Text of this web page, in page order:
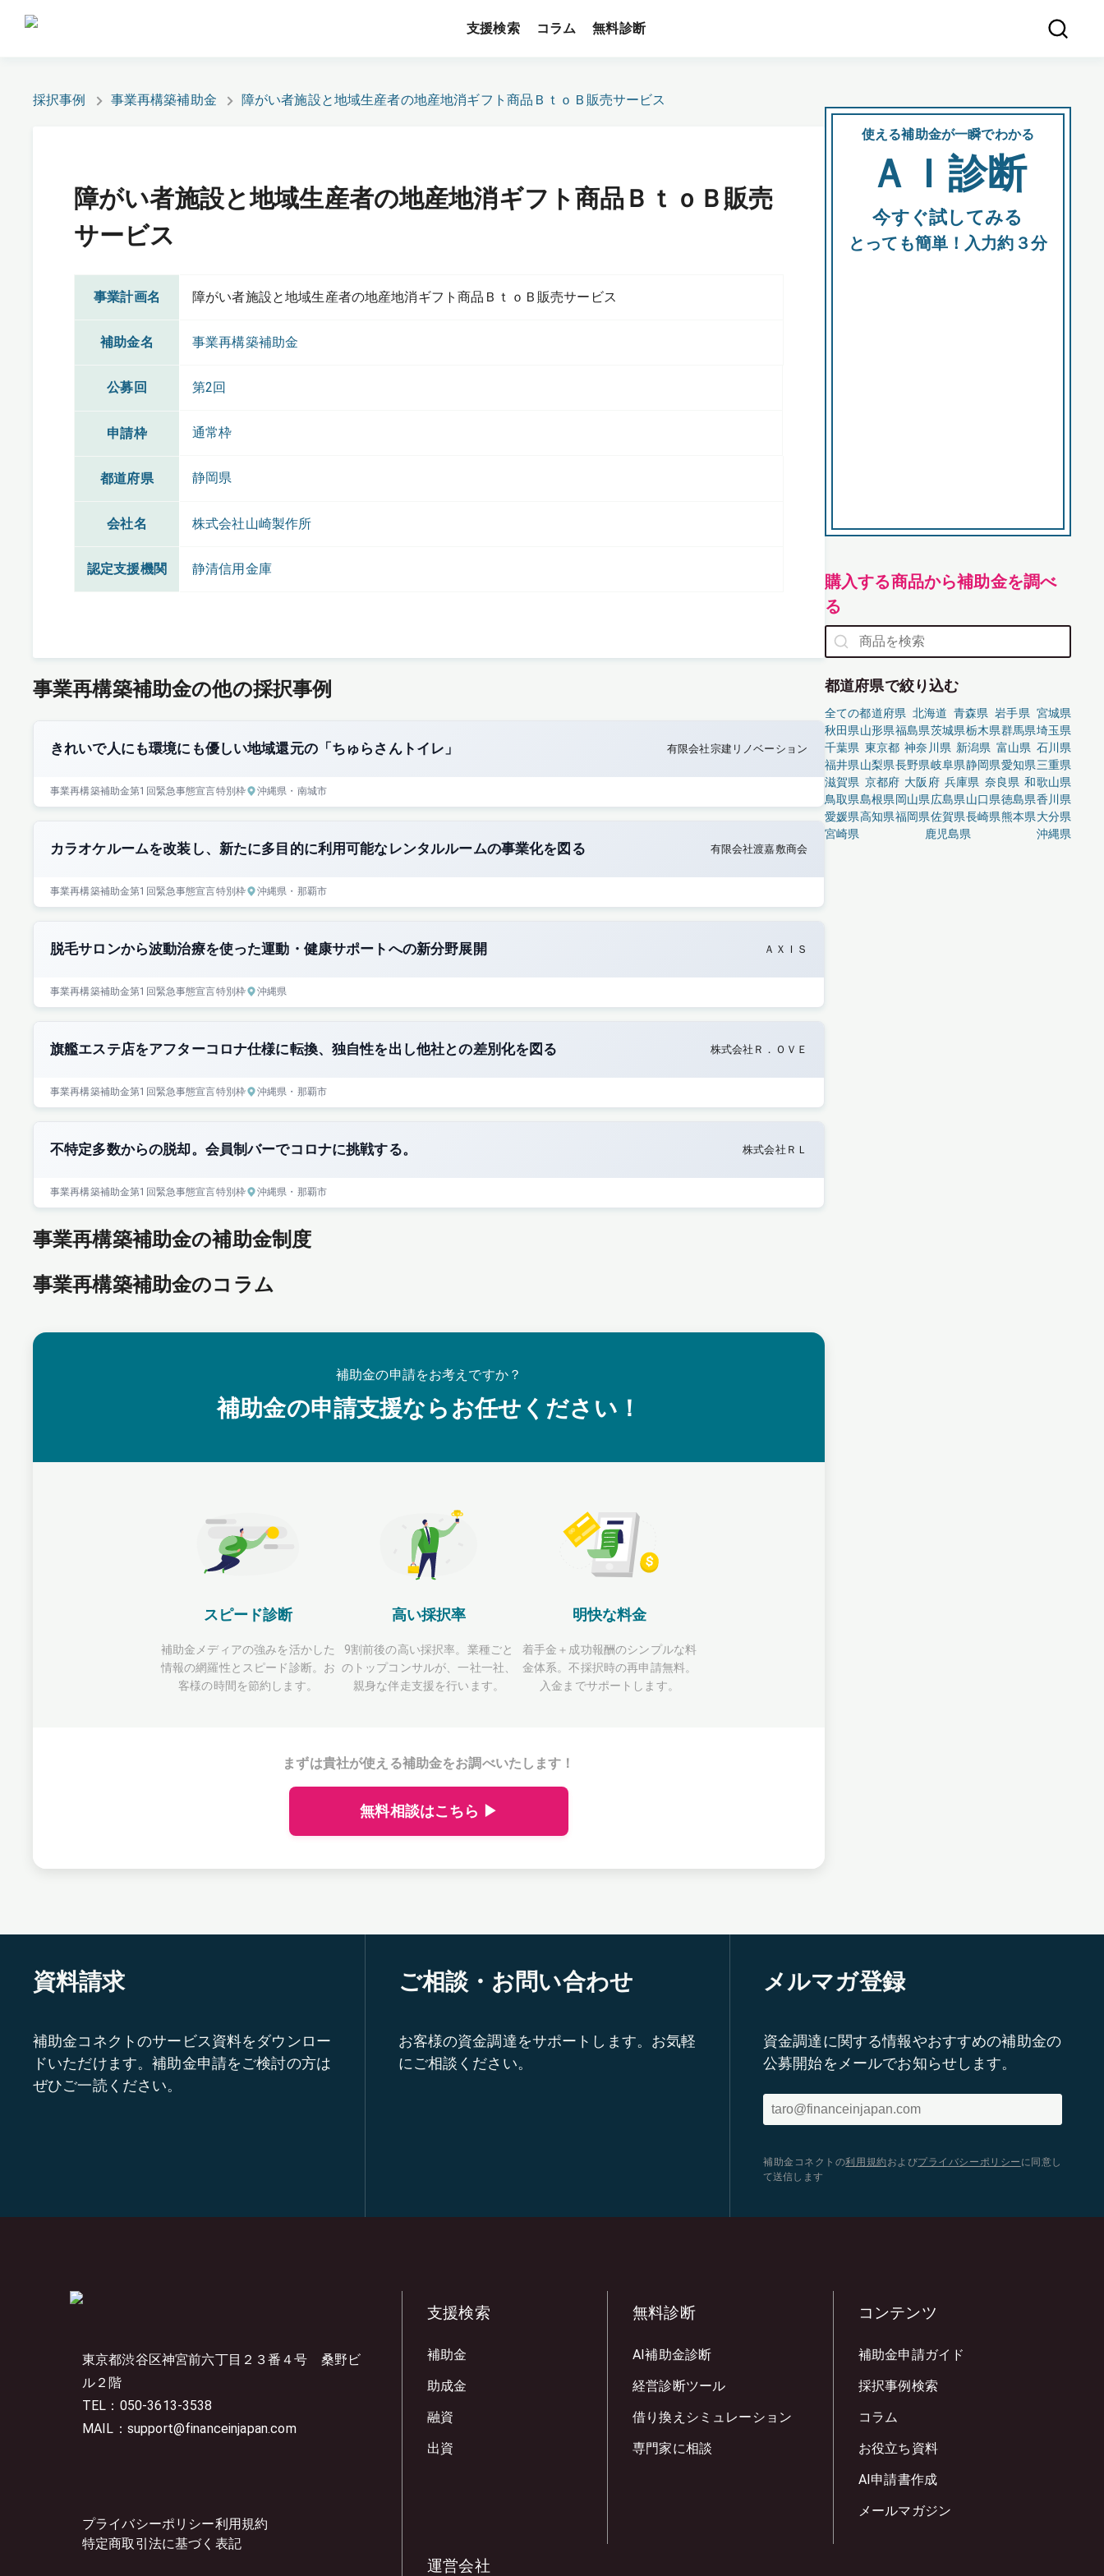
支援検索 コラム 無料診断
採択事例 事業再構築補助金 障がい者施設と地域生産者の地産地消ギフト商品ＢｔｏＢ販売サービス
障がい者施設と地域生産者の地産地消ギフト商品ＢｔｏＢ販売
サービス
事業計画名 障がい者施設と地域生産者の地産地消ギフト商品ＢｔｏＢ販売サービス
補助金名 事業再構築補助金
公募回 第2回
申請枠 通常枠
都道府県 静岡県
会社名 株式会社山崎製作所
認定支援機関 静清信用金庫
事業再構築補助金の他の採択事例
きれいで人にも環境にも優しい地域還元の「ちゅらさんトイレ」 有限会社宗建リノベーション
事業再構築補助金第1回緊急事態宣言特別枠 沖縄県 ・南城市
カラオケルームを改装し、新たに多目的に利用可能なレンタルルームの事業化を図る 有限会社渡嘉敷商会
事業再構築補助金第1回緊急事態宣言特別枠 沖縄県 ・那覇市
脱毛サロンから波動治療を使った運動・健康サポートへの新分野展開 ＡＸＩＳ
事業再構築補助金第1回緊急事態宣言特別枠 沖縄県
旗艦エステ店をアフターコロナ仕様に転換、独自性を出し他社との差別化を図る 株式会社Ｒ．ＯＶＥ
事業再構築補助金第1回緊急事態宣言特別枠 沖縄県 ・那覇市
不特定多数からの脱却。会員制バーでコロナに挑戦する。 株式会社ＲＬ
事業再構築補助金第1回緊急事態宣言特別枠 沖縄県 ・那覇市
事業再構築補助金の補助金制度
事業再構築補助金のコラム
補助金の申請をお考えですか？
補助金の申請支援ならお任せください！
スピード診断
補助金メディアの強みを活かした
情報の網羅性とスピード診断。お
客様の時間を節約します。
高い採択率
9割前後の高い採択率。業種ごと
のトップコンサルが、一社一社、
親身な伴走支援を行います。
明快な料金
着手金＋成功報酬のシンプルな料
金体系。不採択時の再申請無料。
入金までサポートします。
まずは貴社が使える補助金をお調べいたします！
無料相談はこちら ▶
使える補助金が一瞬でわかる
ＡＩ診断
今すぐ試してみる
とっても簡単！入力約３分
購入する商品から補助金を調べ
る
都道府県で絞り込む
全ての都道府県 北海道 青森県 岩手県 宮城県
秋田県山形県福島県茨城県栃木県群馬県埼玉県
千葉県 東京都 神奈川県 新潟県 富山県 石川県
福井県山梨県長野県岐阜県静岡県愛知県三重県
滋賀県 京都府 大阪府 兵庫県 奈良県 和歌山県
鳥取県島根県岡山県広島県山口県徳島県香川県
愛媛県高知県福岡県佐賀県長崎県熊本県大分県
宮崎県
鹿児島県 沖縄県
資料請求
補助金コネクトのサービス資料をダウンロー
ドいただけます。補助金申請をご検討の方は
ぜひご一読ください。
ご相談・お問い合わせ
お客様の資金調達をサポートします。お気軽
にご相談ください。
メルマガ登録
資金調達に関する情報やおすすめの補助金の
公募開始をメールでお知らせします。
補助金コネクトの利用規約 およびプライバシーポリシー に同意し
て送信します
東京都渋谷区神宮前六丁目２３番４号 桑野ビ
ル２階
TEL：050-3613-3538
MAIL：support@financeinjapan.com
プライバシーポリシー利用規約
特定商取引法に基づく表記
支援検索
補助金
助成金
融資
出資
無料診断
AI補助金診断
経営診断ツール
借り換えシミュレーション
専門家に相談
コンテンツ
補助金申請ガイド
採択事例検索
コラム
お役立ち資料
AI申請書作成
メールマガジン
運営会社